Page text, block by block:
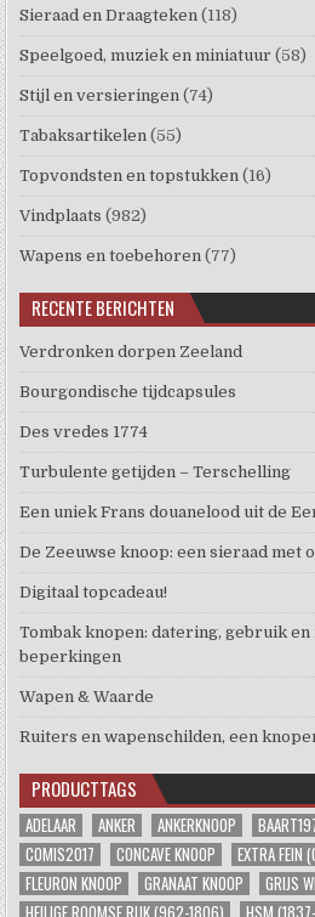
Sieraad en Draagteken (118)
Speelgoed, muziek en miniatuur (58)
Stijl en versieringen (74)
Tabaksartikelen (55)
Topvondsten en topstukken (16)
Vindplaats (982)
Wapens en toebehoren (77)
RECENTE BERICHTEN
Verdronken dorpen Zeeland
Bourgondische tijdcapsules
Des vredes 1774
Turbulente getijden – Terschelling
Een uniek Frans douanelood uit de
De Zeeuwse knoop: een sieraad met
Digitaal topcadeau!
Tombak knopen: datering, gebruik
beperkingen
Wapen & Waarde
Ruiters en wapenschilden, een
PRODUCTTAGS
ADELAAR ANKER ANKERKNOOP
COMIS2017
CONCAVE KNOOP EXTRA FEIN
FLEURON KNOOP
GRANAAT KNOOP GRIJS